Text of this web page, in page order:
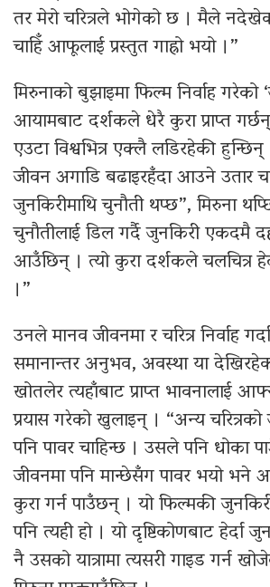
तर मेरो चरित्रले भोगेको छ । मैले
चाहिँ आफूलाई प्रस्तुत गाह्रो भयो ।”
मिरुनाको बुझाइमा फिल्म निर्वाह गरेको
आयामबाट दर्शकले धेरै कुरा प्राप्त
एउटा विश्वभित्र एक्लै लडिरहेकी
जीवन अगाडि बढाइरहँदा आउने उतार
जुनकिरीमाथि चुनौती थप्छ”, मिरुना
चुनौतीलाई डिल गर्दै जुनकिरी एकदमै
आउँछिन् । त्यो कुरा दर्शकले चलचित्र
।”
उनले मानव जीवनमा र चरित्र निर्वाह
समानान्तर अनुभव, अवस्था या
खोतलेर त्यहाँबाट प्राप्त भावनालाई
प्रयास गरेको खुलाइन् । “अन्य
पनि पावर चाहिन्छ । उसले पनि धोका
जीवनमा पनि मान्छेसँग पावर भयो भने
कुरा गर्न पाउँछन् । यो फिल्मकी
पनि त्यही हो । यो दृष्टिकोणबाट हेर्दा
नै उसको यात्रामा त्यसरी गाइड गर्न